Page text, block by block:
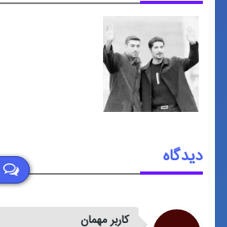
دیدگاه
کاربر مهمان